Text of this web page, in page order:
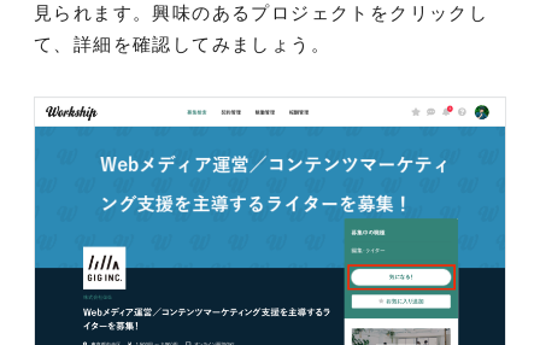
見られます。興味のあるプロジェクトをクリックし
て、詳細を確認してみましょう。